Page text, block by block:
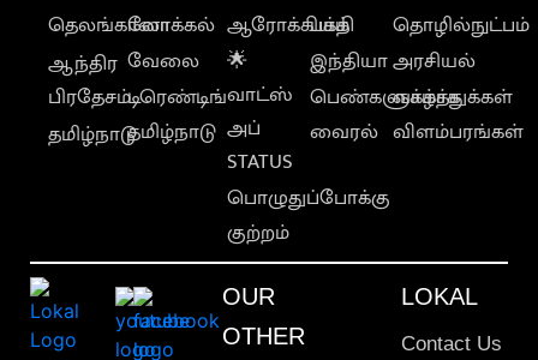
தெலங்கானா
ஆந்திர
பிரதேசம்
தமிழ்நாடு
லோக்கல்
வேலை
டிரெண்டிங்
தமிழ்நாடு
ஆரோக்கியம்
🌟
வாட்ஸ்
அப்
STATUS
பொழுதுப்போக்கு
குற்றம்
பக்தி
இந்தியா
பெண்களுக்காக
வைரல்
தொழில்நுட்பம்
அரசியல்
வாழ்த்துக்கள்
விளம்பரங்கள்
OUR
OTHER
LOKAL
Contact Us